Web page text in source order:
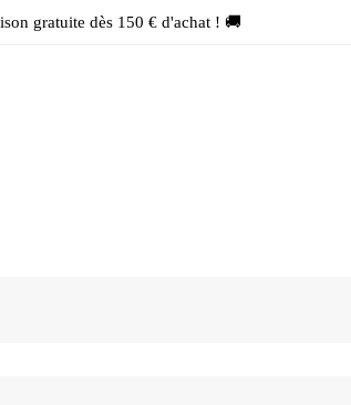
gratuite dès 150 € d'achat ! 🚚